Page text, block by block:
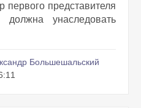
первого представителя
унаследовать
Большешальский